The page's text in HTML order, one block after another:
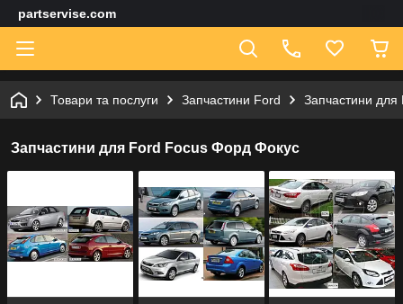
partservise.com
Товари та послуги Запчастини Ford Запчастини
Запчастини для Ford Focus Форд Фокус